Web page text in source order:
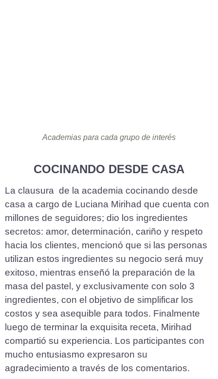
Academias para cada grupo de interés
COCINANDO DESDE CASA
La clausura de la academia cocinando desde
casa a cargo de Luciana Mirihad que cuenta con
millones de seguidores; dio los ingredientes
secretos: amor, determinación, cariño y respeto
hacia los clientes, mencionó que si las personas
utilizan estos ingredientes su negocio será muy
exitoso, mientras enseñó la preparación de la
masa del pastel, y exclusivamente con solo 3
ingredientes, con el objetivo de simplificar los
costos y sea asequible para todos. Finalmente
luego de terminar la exquisita receta, Mirihad
compartió su experiencia. Los participantes con
mucho entusiasmo expresaron su
agradecimiento a través de los comentarios.